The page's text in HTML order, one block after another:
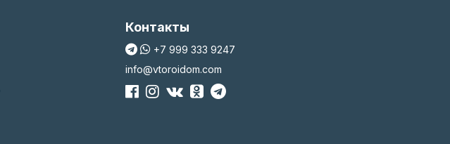
Контакты
+7 999 333 9247
info@vtoroidom.com